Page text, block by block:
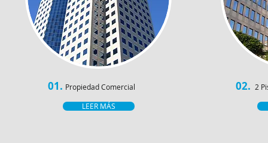
01. Propiedad Comercial
LEER MÁS
02. 2